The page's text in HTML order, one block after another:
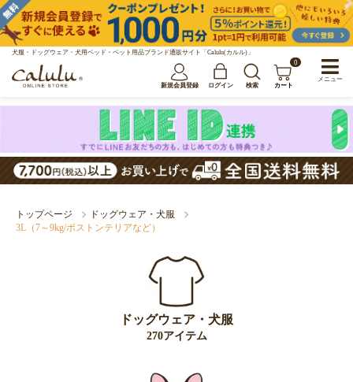
犬服・ドッグウェア・犬用ベッド・ペット用品ブランド通販サイト「Calulu(カルル)」
新規会員登録 ログイン 検索
0
カート
トップページ
ドッグウェア・犬服
3L（7～9kg/ボストンテリアなど）
ドッグウェア・犬服
270アイテム
メニュー